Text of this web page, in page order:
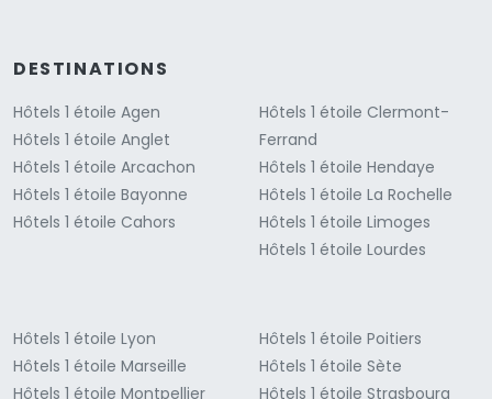
DESTINATIONS
Hôtels 1 étoile Agen
Hôtels 1 étoile Anglet
Hôtels 1 étoile Arcachon
Hôtels 1 étoile Bayonne
Hôtels 1 étoile Cahors
Hôtels 1 étoile Clermont-
Ferrand
Hôtels 1 étoile Hendaye
Hôtels 1 étoile La Rochelle
Hôtels 1 étoile Limoges
Hôtels 1 étoile Lourdes
Hôtels 1 étoile Lyon
Hôtels 1 étoile Marseille
Hôtels 1 étoile Montpellier
Hôtels 1 étoile Poitiers
Hôtels 1 étoile Sète
Hôtels 1 étoile Strasbourg